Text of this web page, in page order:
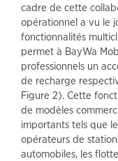
cadre de cette
opérationnel a vu le
fonctionnalités
permet à BayWa
professionnels un
de recharge
Figure 2). Cette
de modèles
importants tels que
opérateurs de
automobiles, les